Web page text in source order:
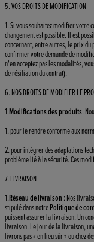
5. VOS DROITS DE MODIFICATION
1. Si vous souhaitez modifier votre
changement est possible. Il est
concernant, entre autres, le prix du
confirmer votre demande de
n'en acceptez pas les modalités,
de résiliation du contrat).
6. NOS DROITS DE MODIFIER LE
1.Modifications des produits.
1. pour le rendre conforme aux
2. pour intégrer des adaptations
problème lié à la sécurité. Ces
7. LIVRAISON
1.Réseau de livraison : Nos
stipulé dans notrePolitique de
puissent assurer la livraison. Un
livraison. Le jour de la livraison,
livrons pas « en lieu sûr » ou chez